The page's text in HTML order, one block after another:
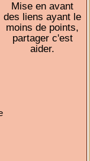
Mise en avant
des liens ayant le
moins de points,
partager c'est
aider.